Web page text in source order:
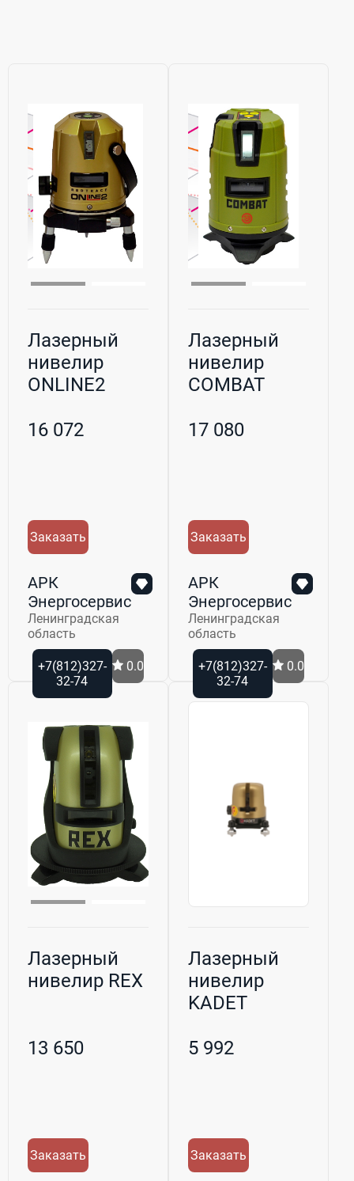
Лазерный
нивелир
ONLINE2
16 072
Заказать
АРК
Энергосервис
Ленинградская
область
+7(812)327-
32-74
0.0
Лазерный
нивелир
COMBAT
17 080
Заказать
АРК
Энергосервис
Ленинградская
область
+7(812)327-
32-74
0.0
Лазерный
нивелир REX
13 650
Заказать
Лазерный
нивелир
KADET
5 992
Заказать